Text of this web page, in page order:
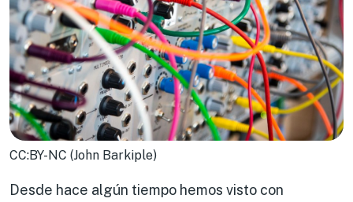
CC:BY-NC (John Barkiple)
Desde hace algún tiempo hemos visto con